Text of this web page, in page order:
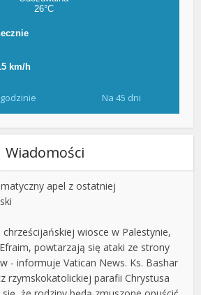
Na 45 dni
Wiadomości
apel z ostatniej
wiosce w Palestynie,
powtarzają się ataki ze strony
- informuje Vatican News. Ks. Bashar
rzymskokatolickiej parafii Chrystusa